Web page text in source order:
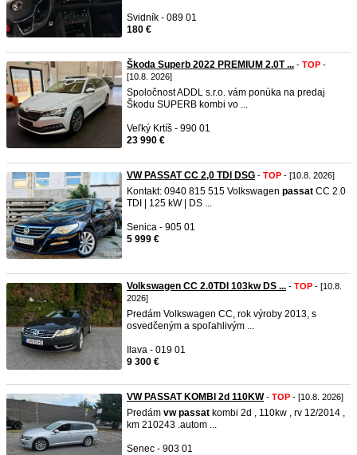
Svidník - 089 01
180 €
Škoda Superb 2022 PREMIUM 2.0T ... - TOP -
[10.8. 2026]
Spoločnost ADDL s.r.o. vám ponúka na predaj
Škodu SUPERB kombi vo ...
Veľký Krtíš - 990 01
23 990 €
VW PASSAT CC 2,0 TDI DSG - TOP - [10.8. 2026]
Kontakt: 0940 815 515 Volkswagen passat CC 2.0
TDI | 125 kW | DS ...
Senica - 905 01
5 999 €
Volkswagen CC 2.0TDI 103kw DS ... - TOP - [10.8.
2026]
Predám Volkswagen CC, rok výroby 2013, s
osvedčeným a spoľahlivým ...
Ilava - 019 01
9 300 €
VW PASSAT KOMBI 2d 110KW- TOP - [10.8. 2026]
Predám vw passat kombi 2d , 110kw , rv 12/2014 ,
km 210243 .autom ...
Senec - 903 01